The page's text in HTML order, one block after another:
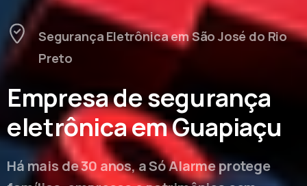
Segurança Eletrônica em São José do Rio
Preto
Empresa de segurança
eletrônica em Guapiaçu
Há mais de 30 anos, a Só Alarme protege